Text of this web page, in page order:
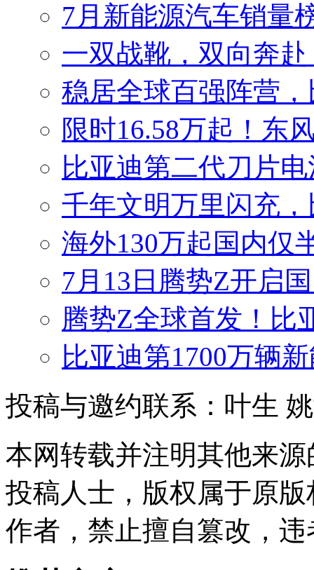
7月新能源汽车销量
一双战靴，双向奔
稳居全球百强阵营
限时16.58万起！东
比亚迪第二代刀片
千年文明万里闪充
海外130万起国内仅
7月13日腾势Z开启
腾势Z全球首发！比
比亚迪第1700万辆
投稿与邀约联系：叶生
本网转载并注明其他来
投稿人士，版权属于原
作者，禁止擅自篡改，